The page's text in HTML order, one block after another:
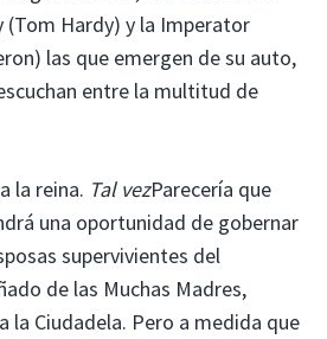
(Tom Hardy) y la Imperator
las que emergen de su auto,
entre la multitud de
la reina. Tal vezParecería que
una oportunidad de gobernar
supervivientes del
de las Muchas Madres,
la Ciudadela. Pero a medida que